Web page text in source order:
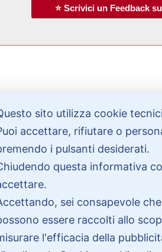
⭐ Scrivici un Feedback
Contattaci
Garanzie
sito utilizza cookie
accettare, rifiutare o
i pulsanti desiderati.
questa informativa
sei consapevole
essere raccolti allo
l'efficacia della